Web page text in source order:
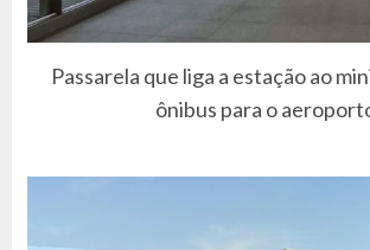
Passarela que liga a estação ao
ônibus para o